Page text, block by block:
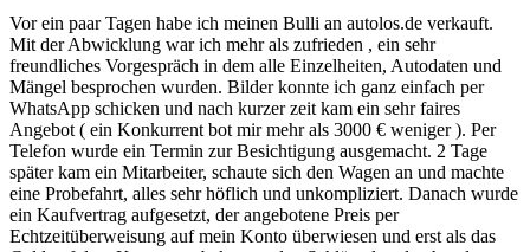
Vor ein paar Tagen habe ich meinen Bulli an autolos.de verkauft.
Mit der Abwicklung war ich mehr als zufrieden , ein sehr
freundliches Vorgespräch in dem alle Einzelheiten, Autodaten und
Mängel besprochen wurden. Bilder konnte ich ganz einfach per
WhatsApp schicken und nach kurzer zeit kam ein sehr faires
Angebot ( ein Konkurrent bot mir mehr als 3000 € weniger ). Per
Telefon wurde ein Termin zur Besichtigung ausgemacht. 2 Tage
später kam ein Mitarbeiter, schaute sich den Wagen an und machte
eine Probefahrt, alles sehr höflich und unkompliziert. Danach wurde
ein Kaufvertrag aufgesetzt, der angebotene Preis per
Echtzeitüberweisung auf mein Konto überwiesen und erst als das